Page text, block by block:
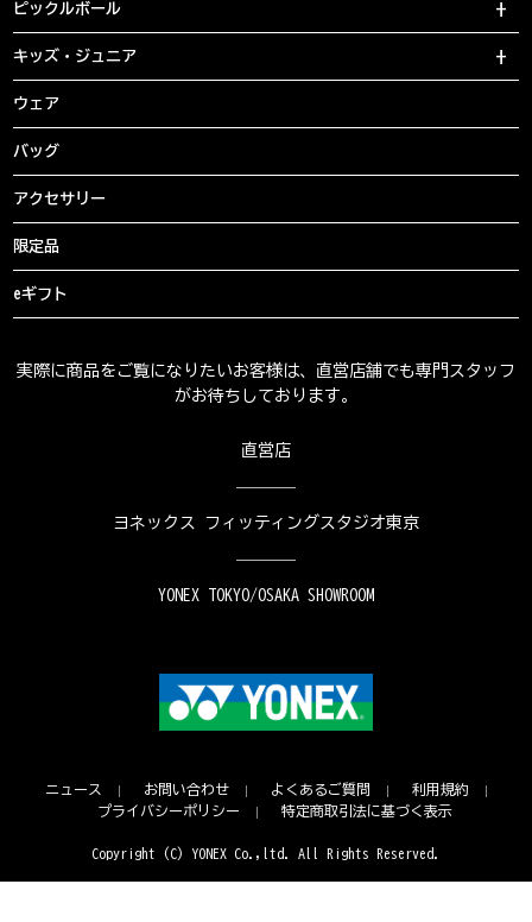
ピックルボール
キッズ・ジュニア
ウェア
バッグ
アクセサリー
限定品
eギフト
実際に商品をご覧になりたいお客様は、直営店舗でも専門スタッフ
がお待ちしております。
直営店
ヨネックス フィッティングスタジオ東京
YONEX TOKYO/OSAKA SHOWROOM
ニュース お問い合わせ よくあるご質問
利用規約
プライバシーポリシー
特定商取引法に基づく表示
Copyright (C) YONEX Co.,ltd. All Rights Reserved.